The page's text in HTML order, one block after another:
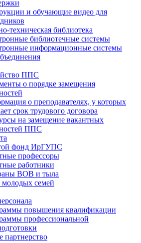
и обучающие видео для
техническая библиотека
библиотечные системы
информационные системы
ППС
о порядке замещения
о преподавателях, у которых
срок трудового договора
на замещение вакантных
ППС
фонд ИрГУПС
профессоры
работники
ВОВ и тыла
семей
повышения квалификации
профессиональной
партнерство